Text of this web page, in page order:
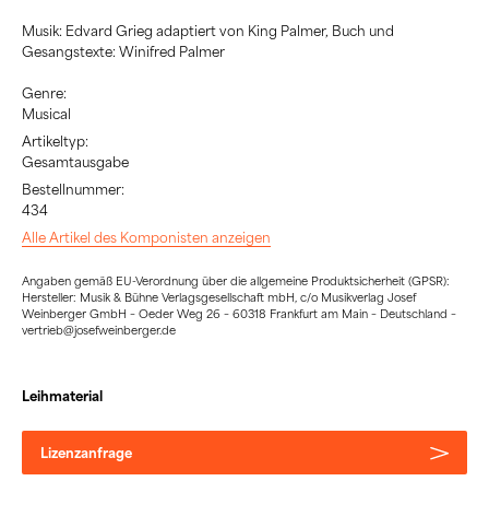
Musik: Edvard Grieg adaptiert von King Palmer, Buch und
Gesangstexte: Winifred Palmer
Genre:
Musical
Artikeltyp:
Gesamtausgabe
Bestellnummer:
434
Alle Artikel des Komponisten anzeigen
Angaben gemäß EU-Verordnung über die allgemeine Produktsicherheit (GPSR):
Hersteller: Musik & Bühne Verlagsgesellschaft mbH, c/o Musikverlag Josef
Weinberger GmbH – Oeder Weg 26 – 60318 Frankfurt am Main – Deutschland –
vertrieb@josefweinberger.de
Leihmaterial
Lizenzanfrage